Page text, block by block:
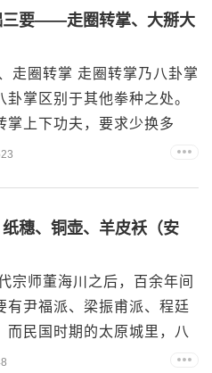
三要——走圈转掌、大掰大
走圈转掌 走圈转掌乃八卦掌
掌区别于其他拳种之处。
掌上下功夫，要求少换多
穗、铜壶、羊皮袄（安
宗师董海川之后，百余年间
有尹福派、梁振甫派、程廷
而民国时期的太原城里，八
的名家几乎没有，最早只有